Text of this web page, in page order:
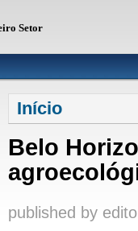
Setor
Você está aqui
Início
Belo
published by